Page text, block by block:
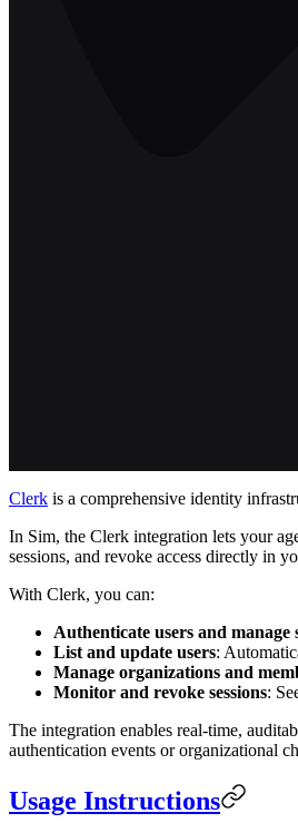
Clerk is a comprehensive identity
In Sim, the Clerk integration lets your
sessions, and revoke access directly in
With Clerk, you can:
Authenticate users and manage
List and update users:
Manage organizations and
Monitor and revoke sessions:
The integration enables real-time,
authentication events or organizational
Usage Instructions